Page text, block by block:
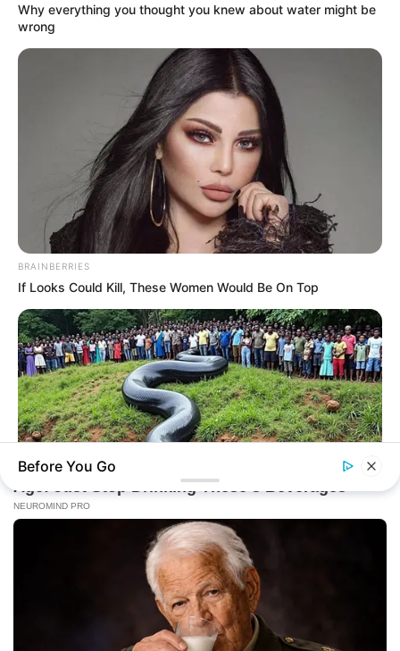
Why everything you thought you knew about water might be
wrong
BRAINBERRIES
If Looks Could Kill, These Women Would Be On Top
The Massive Snake That's Redefining 'Giant'—Bigger Than
Before You Go